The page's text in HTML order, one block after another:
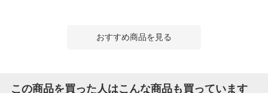
おすすめ商品を見る
この商品を買った人はこんな商品も買っています